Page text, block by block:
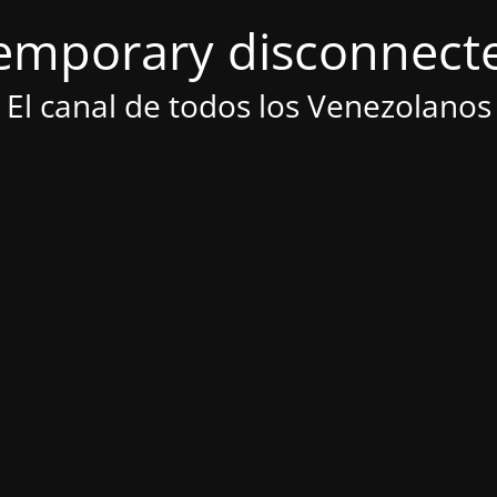
El canal de todos los Venezolanos